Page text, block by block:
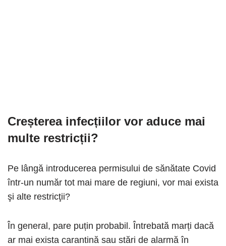
Creșterea infecțiilor vor aduce mai
multe restricții?
Pe lângă introducerea permisului de sănătate Covid
într-un număr tot mai mare de regiuni, vor mai exista
şi alte restricţii?
În general, pare puțin probabil. Întrebată marți dacă
ar mai exista carantină sau stări de alarmă în